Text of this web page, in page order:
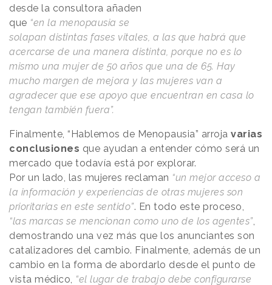
desde la consultora añaden
que “en la menopausia se
solapan distintas fases vitales, a las que habrá que
acercarse de una manera distinta, porque no es lo
mismo una mujer de 50 años que una de 65. Hay
mucho margen de mejora y las mujeres van a
agradecer que ese apoyo que encuentran en casa lo
tengan también fuera”.
Finalmente, “Hablemos de Menopausia” arroja varias
conclusiones que ayudan a entender cómo será un
mercado que todavía está por explorar.
Por un lado, las mujeres reclaman “un mejor acceso a
la información y experiencias de otras mujeres son
prioritarias en este sentido”. En todo este proceso,
“las marcas se mencionan como uno de los agentes”,
demostrando una vez más que los anunciantes son
catalizadores del cambio. Finalmente, además de un
cambio en la forma de abordarlo desde el punto de
vista médico, “el lugar de trabajo debe configurarse